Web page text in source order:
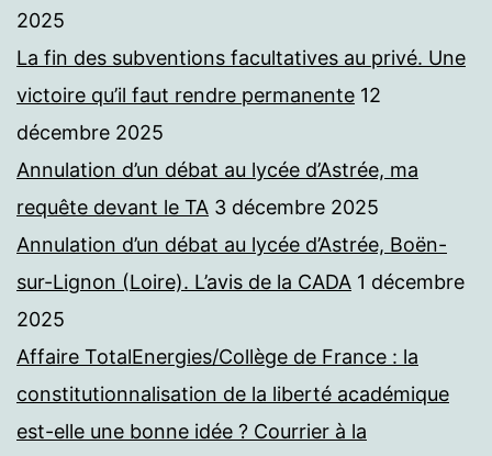
2025
La fin des subventions facultatives au privé. Une
victoire qu’il faut rendre permanente 12
décembre 2025
Annulation d’un débat au lycée d’Astrée, ma
requête devant le TA 3 décembre 2025
Annulation d’un débat au lycée d’Astrée, Boën-
sur-Lignon (Loire). L’avis de la CADA 1 décembre
2025
Affaire TotalEnergies/Collège de France : la
constitutionnalisation de la liberté académique
est-elle une bonne idée ? Courrier à la